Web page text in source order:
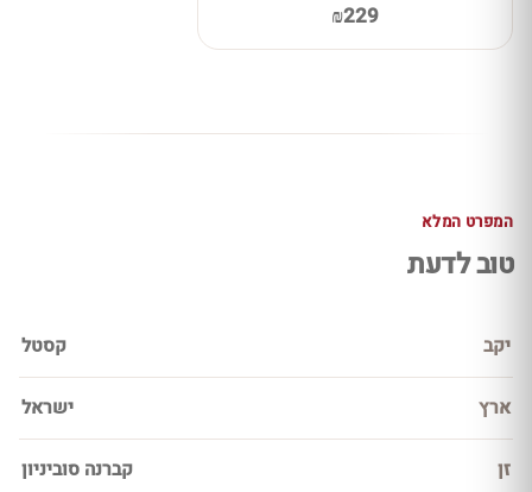
₪229
המפרט המלא
טוב לדעת
יקב קסטל
ארץ ישראל
זן קברנה סוביניון